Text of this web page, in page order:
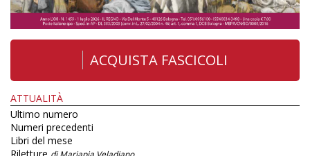
ACQUISTA FASCICOLI
ATTUALITÀ
Ultimo numero
Numeri precedenti
Libri del mese